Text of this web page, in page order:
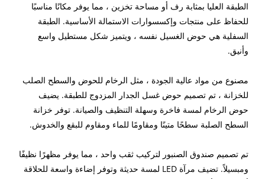
الطبقة العليا بمثابة رف أو مساحة تخزين ، مما يوفر مكانًا مناسبًا
للحفاظ على منتجات وإكسسوارات الاستمالة الأساسية. الطبقة
السفلية هي حوض الغسيل نفسه ، ويتميز شكل مستطيل واسع
وأنيق.
مصنوع من مواد عالية الجودة ، مثل الرخام للحوض والسطح الصلب
للخزانة ، تم تصميم حوض غسل الجدار المزدوج للطبقة. يضيف
حوض الرخام لمسة فاخرة وسهلة التنظيف والصيانة. توفر خزانة
السطح الصلبة سطحًا متينًا ومقاومًا للماء ومقاوم للبقع والخدوش.
تم تصميم صندوق الصنبور لتركيب ثقب واحد ، مما يوفر مظهرًا نظيفًا
ومبسيلاً. تضيف مرآة LED لمسة حديثة وتوفر إضاءة واسعة للحلاقة